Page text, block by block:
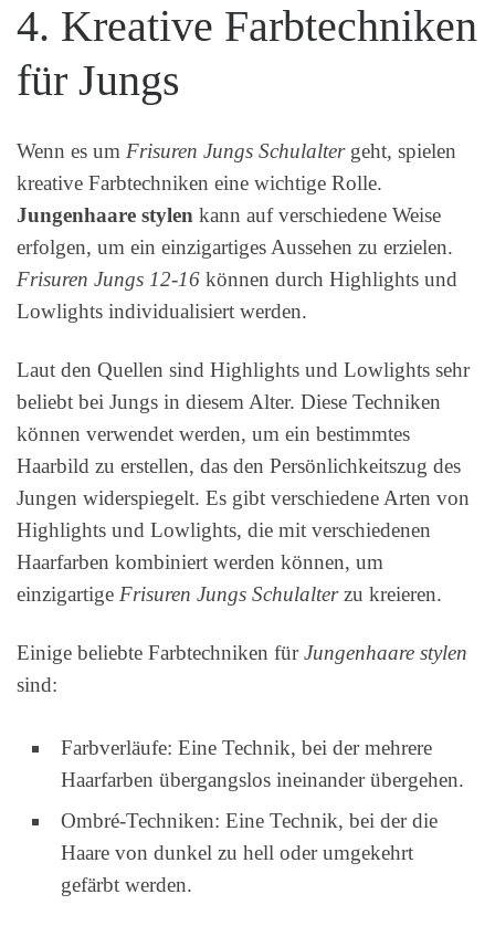
4. Kreative Farbtechniken
für Jungs
Wenn es um Frisuren Jungs Schulaltergeht, spielen
kreative Farbtechniken eine wichtige Rolle.
Jungenhaare stylen kann auf verschiedene Weise
erfolgen, um ein einzigartiges Aussehen zu erzielen.
Frisuren Jungs 12-16 können durch Highlights und
Lowlights individualisiert werden.
Laut den Quellen sind Highlights und Lowlights sehr
beliebt bei Jungs in diesem Alter. Diese Techniken
können verwendet werden, um ein bestimmtes
Haarbild zu erstellen, das den Persönlichkeitszug des
Jungen widerspiegelt. Es gibt verschiedene Arten von
Highlights und Lowlights, die mit verschiedenen
Haarfarben kombiniert werden können, um
einzigartige Frisuren Jungs Schulalterzu kreieren.
Einige beliebte Farbtechniken fürJungenhaare stylen
sind:
Farbverläufe: Eine Technik, bei der mehrere
Haarfarben übergangslos ineinander übergehen.
Ombré-Techniken: Eine Technik, bei der die
Haare von dunkel zu hell oder umgekehrt
gefärbt werden.